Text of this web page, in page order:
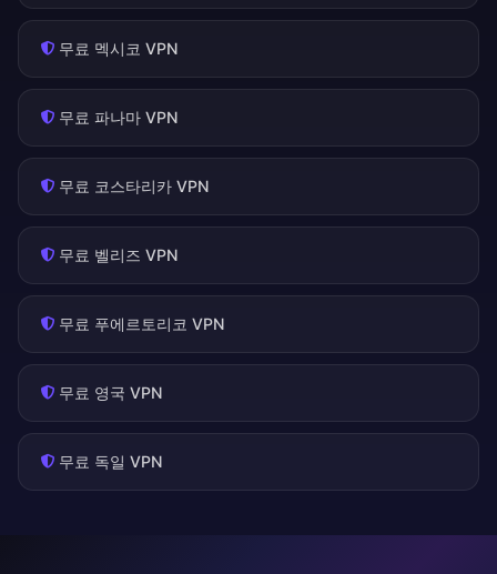
무료 멕시코 VPN
무료 파나마 VPN
무료 코스타리카 VPN
무료 벨리즈 VPN
무료 푸에르토리코 VPN
무료 영국 VPN
무료 독일 VPN